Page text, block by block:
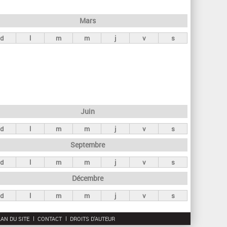
r
c
Mars
d l m m j v s
Juin
d l m m j v s
Septembre
d l m m j v s
Décembre
d l m m j v s
DU SITE CONTACT DROITS D'AUTEUR